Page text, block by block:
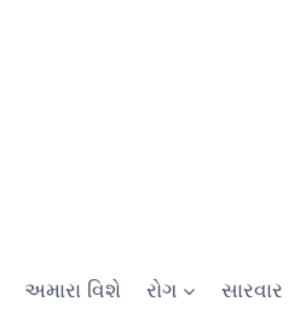
અમારા વિશે રોગ સારવાર